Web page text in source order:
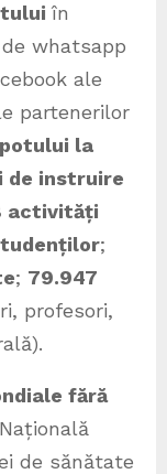
în
whatsapp
ale
partenerilor
la
de instruire
activități
;
; 79.947
profesori,
fără
de sănătate